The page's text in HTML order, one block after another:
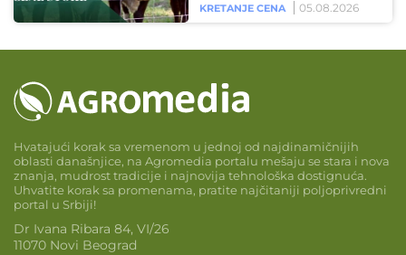
KRETANJE CENA 05.08.2026
Hvatajući korak sa vremenom u jednoj od najdinamičnijih
oblasti današnjice, na Agromedia portalu mešaju se stara i nova
znanja, mudrost tradicije i najnovija tehnološka dostignuća.
Uhvatite korak sa promenama, pratite najčitaniji poljoprivredni
portal u Srbiji!
Dr Ivana Ribara 84, VI/26
11070 Novi Beograd